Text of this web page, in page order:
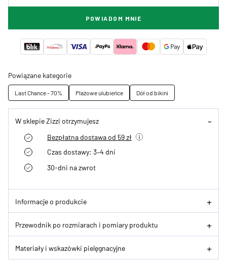
POWIADOM MNIE
Powiązane kategorie
Last Chance - 70% Plażowe ulubieńce Dół od bikini
W sklepie Zizzi otrzymujesz
Bezpłatna dostawa od 59 zł
Czas dostawy: 3–4 dni
30-dni na zwrot
Informacje o produkcie
Przewodnik po rozmiarach i pomiary produktu
Materiały i wskazówki pielęgnacyjne